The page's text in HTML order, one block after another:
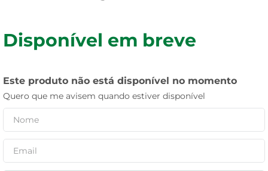
Disponível em breve
Este produto não está disponível no momento
Quero que me avisem quando estiver disponível